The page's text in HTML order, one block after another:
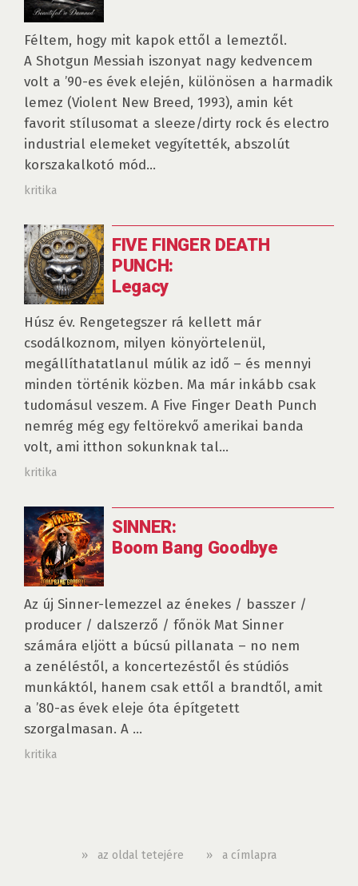
Féltem, hogy mit kapok ettől a lemeztől.
A Shotgun Messiah iszonyat nagy kedvencem
volt a ’90-es évek elején, különösen a harmadik
lemez (Violent New Breed, 1993), amin két
favorit stílusomat a sleeze/dirty rock és electro
industrial elemeket vegyítették, abszolút
korszakalkotó mód...
kritika
FIVE FINGER DEATH
PUNCH:
Legacy
Húsz év. Rengetegszer rá kellett már
csodálkoznom, milyen könyörtelenül,
megállíthatatlanul múlik az idő – és mennyi
minden történik közben. Ma már inkább csak
tudomásul veszem. A Five Finger Death Punch
nemrég még egy feltörekvő amerikai banda
volt, ami itthon sokunknak tal...
kritika
SINNER:
Boom Bang Goodbye
Az új Sinner-lemezzel az énekes / basszer /
producer / dalszerző / főnök Mat Sinner
számára eljött a búcsú pillanata – no nem
a zenéléstől, a koncertezéstől és stúdiós
munkáktól, hanem csak ettől a brandtől, amit
a ’80-as évek eleje óta építgetett
szorgalmasan. A ...
kritika
» az oldal tetejére » a címlapra